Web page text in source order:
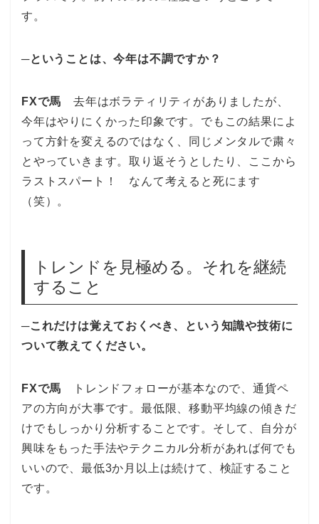
す。
─ということは、今年は不調ですか？
FXで馬 去年はボラティリティがありましたが、
今年はやりにくかった印象です。でもこの結果によ
って方針を変えるのではなく、同じメンタルで粛々
とやっていきます。取り返そうとしたり、ここから
ラストスパート！ なんて考えると死にます
（笑）。
トレンドを見極める。それを継続
すること
─これだけは覚えておくべき、という知識や技術に
ついて教えてください。
FXで馬 トレンドフォローが基本なので、通貨ペ
アの方向が大事です。最低限、移動平均線の傾きだ
けでもしっかり分析することです。そして、自分が
興味をもった手法やテクニカル分析があれば何でも
いいので、最低3か月以上は続けて、検証すること
です。